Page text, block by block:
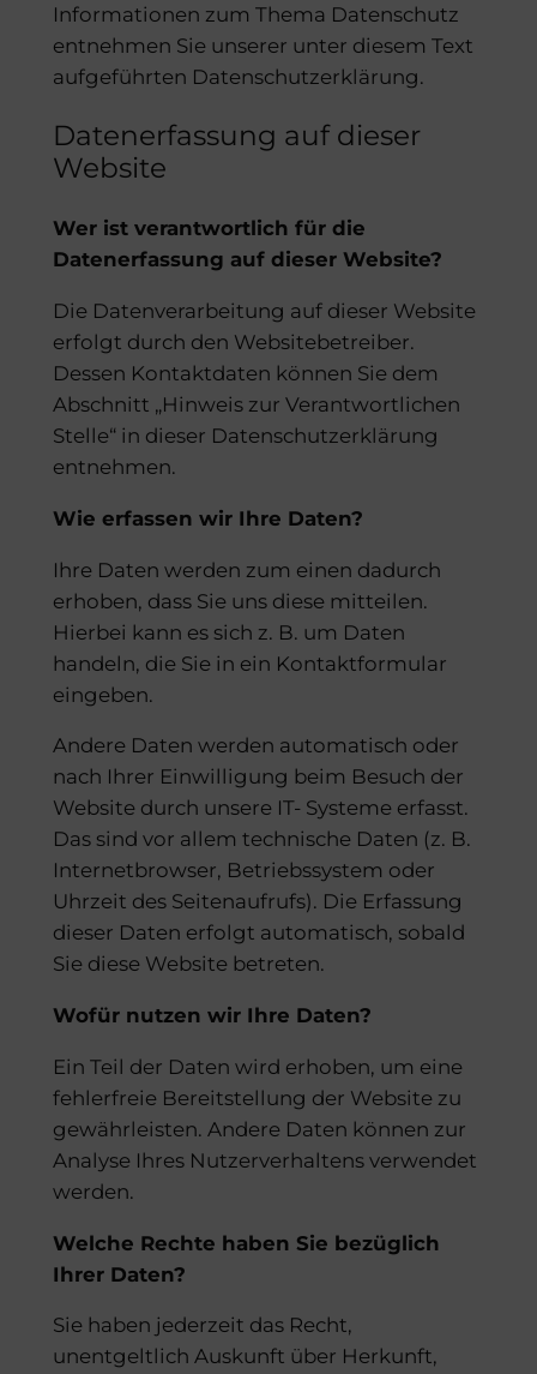
Informationen zum Thema Datenschutz
entnehmen Sie unserer unter diesem Text
aufgeführten Datenschutzerklärung.
Datenerfassung auf dieser
Website
Wer ist verantwortlich für die
Datenerfassung auf dieser Website?
Die Datenverarbeitung auf dieser Website
erfolgt durch den Websitebetreiber.
Dessen Kontaktdaten können Sie dem
Abschnitt „Hinweis zur Verantwortlichen
Stelle“ in dieser Datenschutzerklärung
entnehmen.
Wie erfassen wir Ihre Daten?
Ihre Daten werden zum einen dadurch
erhoben, dass Sie uns diese mitteilen.
Hierbei kann es sich z. B. um Daten
handeln, die Sie in ein Kontaktformular
eingeben.
Andere Daten werden automatisch oder
nach Ihrer Einwilligung beim Besuch der
Website durch unsere IT- Systeme erfasst.
Das sind vor allem technische Daten (z. B.
Internetbrowser, Betriebssystem oder
Uhrzeit des Seitenaufrufs). Die Erfassung
dieser Daten erfolgt automatisch, sobald
Sie diese Website betreten.
Wofür nutzen wir Ihre Daten?
Ein Teil der Daten wird erhoben, um eine
fehlerfreie Bereitstellung der Website zu
gewährleisten. Andere Daten können zur
Analyse Ihres Nutzerverhaltens verwendet
werden.
Welche Rechte haben Sie bezüglich
Ihrer Daten?
Sie haben jederzeit das Recht,
unentgeltlich Auskunft über Herkunft,